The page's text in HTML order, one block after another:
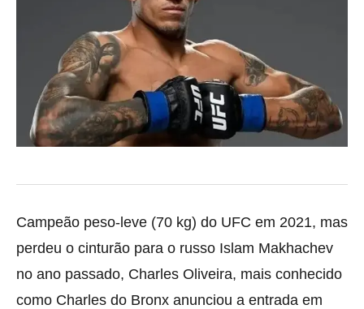
Campeão peso-leve (70 kg) do UFC em 2021, mas
perdeu o cinturão para o russo Islam Makhachev
no ano passado, Charles Oliveira, mais conhecido
como Charles do Bronx anunciou a entrada em